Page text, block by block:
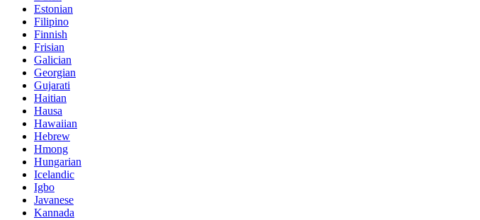
Estonian
Filipino
Finnish
Frisian
Galician
Georgian
Gujarati
Haitian
Hausa
Hawaiian
Hebrew
Hmong
Hungarian
Icelandic
Igbo
Javanese
Kannada